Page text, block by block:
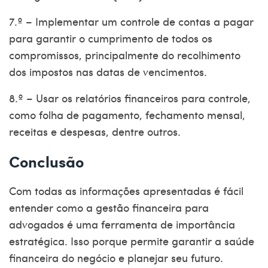
7.º – Implementar um controle de contas a pagar
para garantir o cumprimento de todos os
compromissos, principalmente do recolhimento
dos impostos nas datas de vencimentos.
8.º – Usar os relatórios financeiros para controle,
como folha de pagamento, fechamento mensal,
receitas e despesas, dentre outros.
Conclusão
Com todas as informações apresentadas é fácil
entender como a gestão financeira para
advogados é uma ferramenta de importância
estratégica. Isso porque permite garantir a saúde
financeira do negócio e planejar seu futuro.